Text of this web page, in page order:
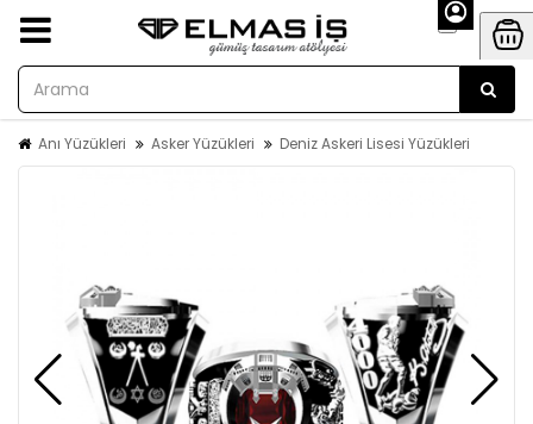
Anı Yüzükleri Asker Yüzükleri Deniz Askeri Lisesi Yüzükleri